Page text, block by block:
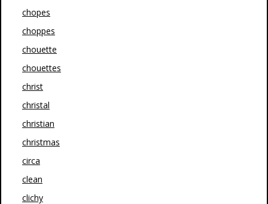
chopes
choppes
chouette
chouettes
christ
christal
christian
christmas
circa
clean
clichy